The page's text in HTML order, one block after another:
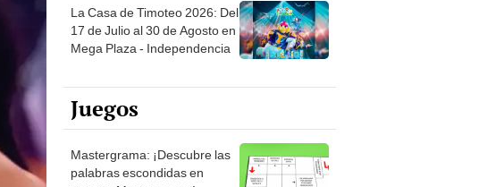
La Casa de Timoteo 2026: Del
17 de Julio al 30 de Agosto en
Mega Plaza - Independencia
Juegos
Mastergrama: ¡Descubre las
palabras escondidas en